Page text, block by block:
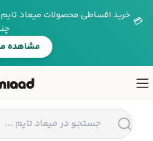
💳 خرید اقساطی محصولات میعاد
مشاهده